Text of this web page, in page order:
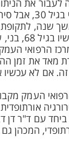
את
לעבור את הניתוח כבר
שנה,
ולא פשוטה",
הרפואי
מאד את זמן
אם לא עכשיו
העמק
אורתופדית
עם ד"ר דן
המכהן גם